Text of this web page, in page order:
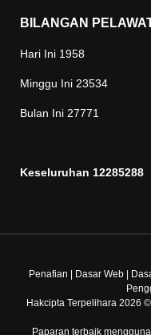
BILANGAN
Hari Ini 1958
Minggu Ini 23534
Bulan Ini 27771
Keseluruhan 12285288
Penafian Dasar Web|
Hakcipta Terpelihara 2026
Paparan terbaik